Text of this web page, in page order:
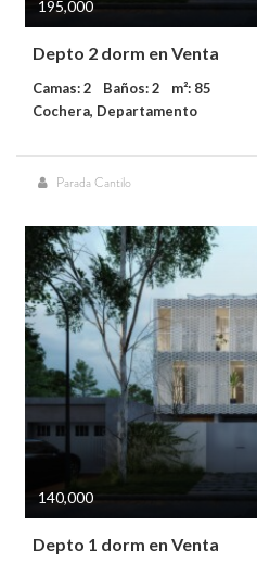
195,000
Depto 2 dorm en Venta
Camas: 2 Baños: 2
m²: 85
Cochera, Departamento
Parada Cantilo
140,000
Depto 1 dorm en Venta